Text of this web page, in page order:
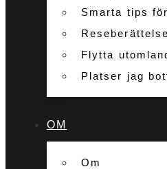
Smarta tips
Flytta
Platser jag
OM
Om